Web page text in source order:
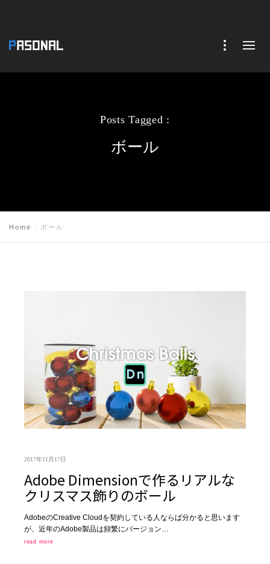
Posts Tagged :
ボール
Home ボール
2017年11月17日
Adobe Dimensionで作るリアルな
クリスマス飾りのボール
AdobeのCreative Cloudを契約している人ならば分かると思います
が、近年のAdobe製品は頻繁にバージョン…
read more